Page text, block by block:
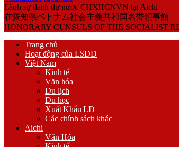
Lãnh sự danh dự nước CHXHCNVN tại Aichi
在愛知県ベトナム社会主義共和国名誉領事館
HONORARY CUNSULS OF THE SOCIALIST
Trang chủ
Hoạt động của LSDD
Việt Nam
Kinh tế
Văn hóa
Du lịch
Du học
Xuất Khẩu LĐ
Các chính sách khác
Aichi
Văn Hóa